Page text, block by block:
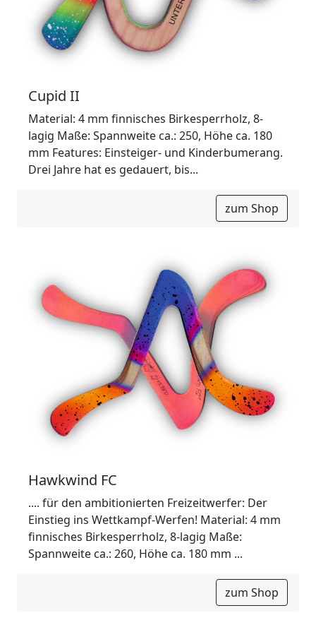
Cupid II
Material: 4 mm finnisches Birkesperrholz, 8-
lagig Maße: Spannweite ca.: 250, Höhe ca. 180
mm Features: Einsteiger- und Kinderbumerang.
Drei Jahre hat es gedauert, bis...
zum Shop
Hawkwind FC
.... für den ambitionierten Freizeitwerfer: Der
Einstieg ins Wettkampf-Werfen! Material: 4 mm
finnisches Birkesperrholz, 8-lagig Maße:
Spannweite ca.: 260, Höhe ca. 180 mm ...
zum Shop